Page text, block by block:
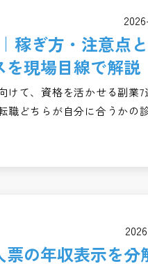
稼ぎ方・注意点と
を現場目線で解説
けて、資格を活かせる副業7
職どちらが自分に合うかの
の年収表示を分